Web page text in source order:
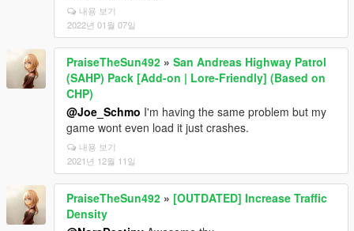
내용 보기
2022년 01월 07일
PraiseTheSun492 » San Andreas Highway Patrol
(SAHP) Pack [Add-on | Lore-Friendly] (Based on
CHP)
@Joe_Schmo I'm having the same problem but my
game wont even load it just crashes.
내용 보기
2021년 12월 11일
PraiseTheSun492 » [OUTDATED] Increase Traffic
Density